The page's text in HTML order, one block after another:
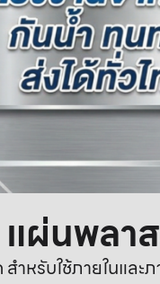
แผ่นพลา
ำหรับใช้ภายในและ